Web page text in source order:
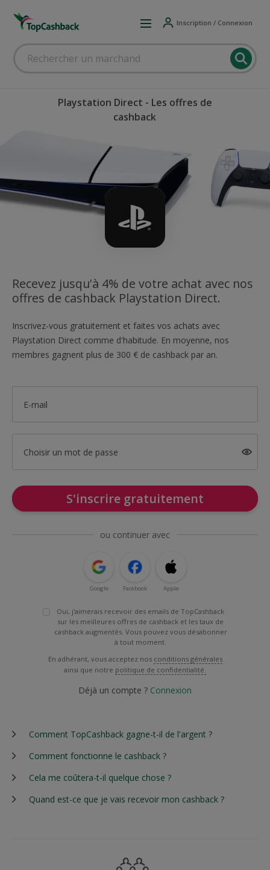
Inscription / Connexion
Playstation Direct - Les offres de
cashback
Recevez jusqu'à 4% de votre achat avec nos
offres de cashback Playstation Direct.
Inscrivez-vous gratuitement et faites vos achats avec
Playstation Direct comme d'habitude. En moyenne, nos
membres gagnent plus de 300 € de cashback par an.
E-mail
Choisir un mot de passe
S'inscrire gratuitement
ou continuer avec
Google Facebook Apple
Oui, j'aimerais recevoir des emails de TopCashback
sur les meilleures offres de cashback et les taux de
cashback augmentés. Vous pouvez vous désabonner
à tout moment.
En adhérant, vous acceptez nos conditions générales
ainsi que notre politique de confidentialité.
Déjà un compte ? Connexion
Comment TopCashback gagne-t-il de l'argent ?
Comment fonctionne le cashback ?
Cela me coûtera-t-il quelque chose ?
Quand est-ce que je vais recevoir mon cashback ?